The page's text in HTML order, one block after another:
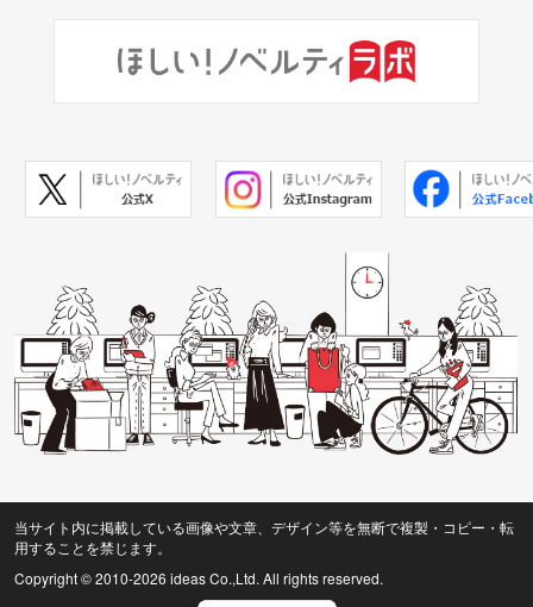
当サイト内に掲載している画像や文章、デザイン等を無断で複製・コピー・転
用することを禁じます。
Copyright © 2010-2026 ideas Co.,Ltd. All rights reserved.